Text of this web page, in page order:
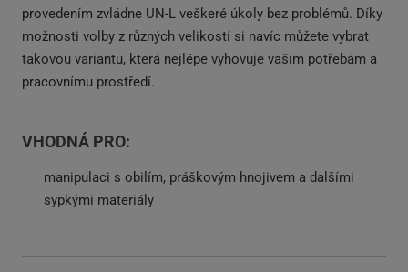
provedením zvládne UN-L veškeré úkoly bez problémů. Díky
možnosti volby z různých velikostí si navíc můžete vybrat
takovou variantu, která nejlépe vyhovuje vašim potřebám a
pracovnímu prostředí.
VHODNÁ PRO:
manipulaci s obilím, práškovým hnojivem a dalšími
sypkými materiály